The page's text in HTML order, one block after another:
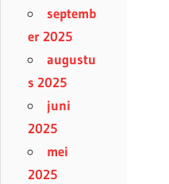
septemb
er 2025
augustu
s 2025
juni
2025
mei
2025